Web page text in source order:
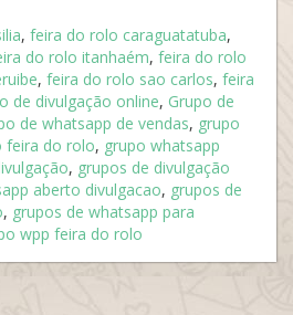
, feira do rolo caraguatatuba,
do rolo itanhaém, feira do rolo
, feira do rolo sao carlos, feira
de divulgação online, Grupo de
de whatsapp de vendas, grupo
feira do rolo, grupo whatsapp
, grupos de divulgação
aberto divulgacao, grupos de
, grupos de whatsapp para
wpp feira do rolo